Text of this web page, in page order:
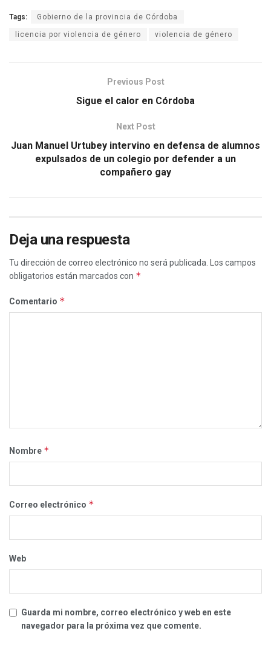
Tags: Gobierno de la provincia de Córdoba
licencia por violencia de género violencia de género
Previous Post
Sigue el calor en Córdoba
Next Post
Juan Manuel Urtubey intervino en defensa de alumnos
expulsados de un colegio por defender a un
compañero gay
Deja una respuesta
Tu dirección de correo electrónico no será publicada.
Los campos
obligatorios están marcados con *
Comentario *
Nombre *
Correo electrónico *
Web
Guarda mi nombre, correo electrónico y web en este
navegador para la próxima vez que comente.